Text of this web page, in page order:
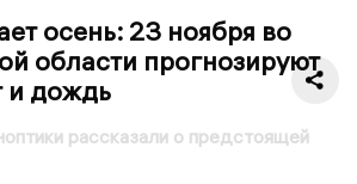
осень: 23 ноября во
области прогнозируют
и дождь
рассказали о предстоящей